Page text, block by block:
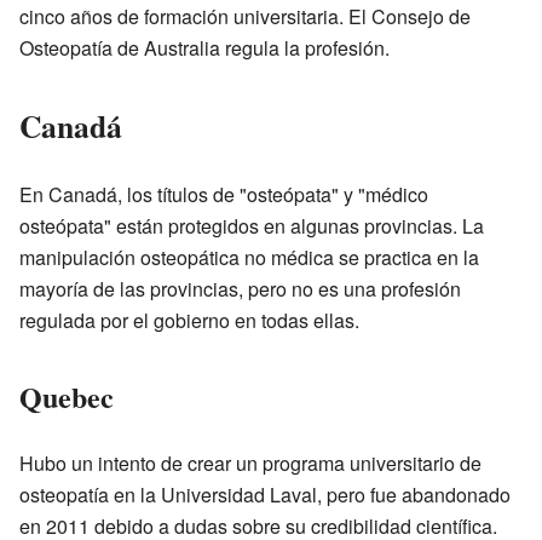
cinco años de formación universitaria. El Consejo de
Osteopatía de Australia regula la profesión.
Canadá
En Canadá, los títulos de "osteópata" y "médico
osteópata" están protegidos en algunas provincias. La
manipulación osteopática no médica se practica en la
mayoría de las provincias, pero no es una profesión
regulada por el gobierno en todas ellas.
Quebec
Hubo un intento de crear un programa universitario de
osteopatía en la Universidad Laval, pero fue abandonado
en 2011 debido a dudas sobre su credibilidad científica.